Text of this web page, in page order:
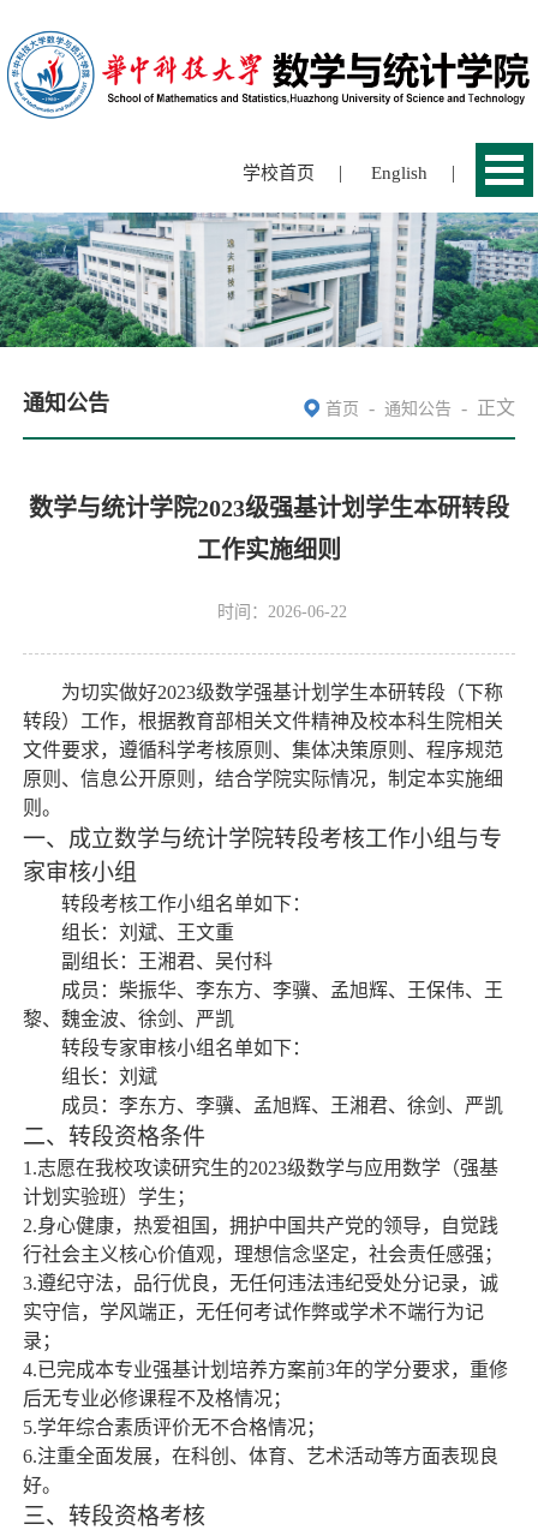
学校首页 | English |
通知公告 首页 - 通知公告 - 正文
数学与统计学院2023级强基计划学生本研转段
工作实施细则
时间：2026-06-22
为切实做好2023级数学强基计划学生本研转段（下称
转段）工作，根据教育部相关文件精神及校本科生院相关
文件要求，遵循科学考核原则、集体决策原则、程序规范
原则、信息公开原则，结合学院实际情况，制定本实施细
则。
一、成立数学与统计学院转段考核工作小组与专
家审核小组
转段考核工作小组名单如下：
组长：刘斌、王文重
副组长：王湘君、吴付科
成员：柴振华、李东方、李骥、孟旭辉、王保伟、王
黎、魏金波、徐剑、严凯
转段专家审核小组名单如下：
组长：刘斌
成员：李东方、李骥、孟旭辉、王湘君、徐剑、严凯
二、转段资格条件
1.志愿在我校攻读研究生的2023级数学与应用数学（强基
计划实验班）学生；
2.身心健康，热爱祖国，拥护中国共产党的领导，自觉践
行社会主义核心价值观，理想信念坚定，社会责任感强；
3.遵纪守法，品行优良，无任何违法违纪受处分记录，诚
实守信，学风端正，无任何考试作弊或学术不端行为记
录；
4.已完成本专业强基计划培养方案前3年的学分要求，重修
后无专业必修课程不及格情况；
5.学年综合素质评价无不合格情况；
6.注重全面发展，在科创、体育、艺术活动等方面表现良
好。
三、转段资格考核